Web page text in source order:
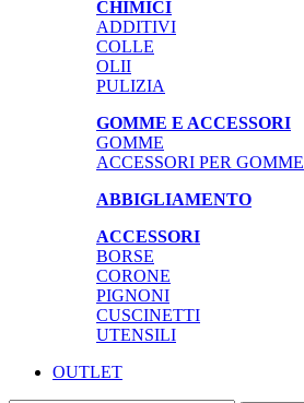
CHIMICI
ADDITIVI
COLLE
OLII
PULIZIA
GOMME E ACCESSORI
GOMME
ACCESSORI PER GOMME
ABBIGLIAMENTO
ACCESSORI
BORSE
CORONE
PIGNONI
CUSCINETTI
UTENSILI
OUTLET